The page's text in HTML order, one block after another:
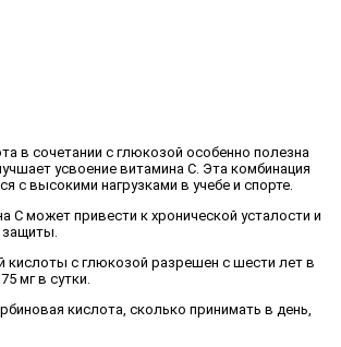
в сочетании с глюкозой особенно полезна
усвоение витамина C. Эта комбинация
с высокими нагрузками в учебе и спорте.
C может привести к хронической усталости и
кислоты с глюкозой разрешен с шести лет в
мг в сутки.